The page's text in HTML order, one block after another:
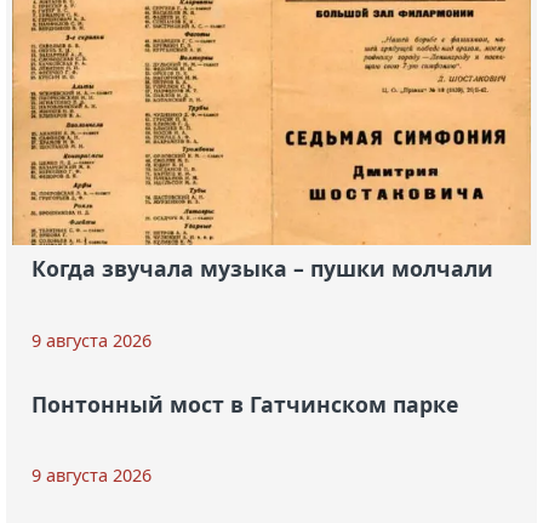
Когда звучала музыка – пушки молчали
9 августа 2026
Понтонный мост в Гатчинском парке
9 августа 2026